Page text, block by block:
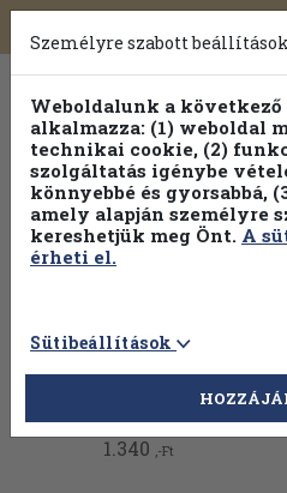
Toggle
navigation
Válogasson több mint
100%
Vissza az előző oldalra
1.340 ,-Ft
Személyre szabott beállítások
Weboldalunk a
alkalmazza: (1) weboldal
technikai cookie, (2)
szolgáltatás igénybe
könnyebbé és gyorsabbá,
amely alapján személyre
kereshetjük meg Önt. A
érheti el.
Sütibeállítások